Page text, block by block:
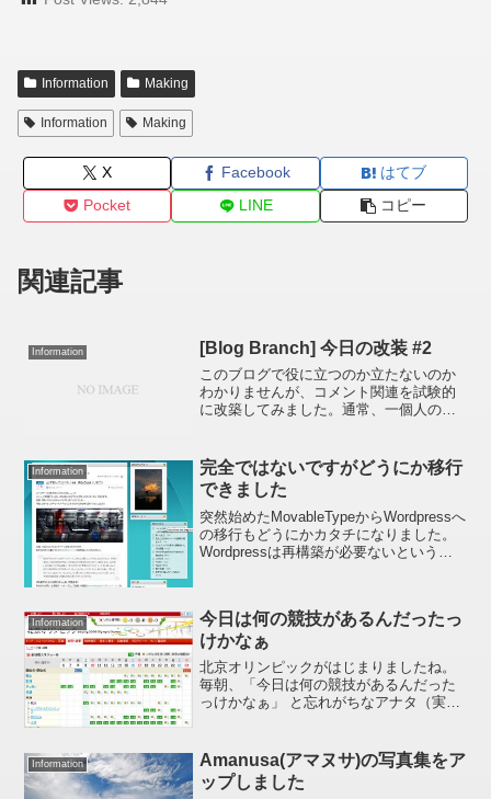
Information Making
Information Making
X Facebook
はてブ
Pocket
LINE コピー
関連記事
Information [Blog Branch] 今日の改装 #2
このブログで役に立つのか立たないのか
わかりませんが、コメント関連を試験的
に改築してみました。通常、一個人のブ
ー」もしくは「記事」とも言う）に対し
コメントをいただき、それ...
Information
完全ではないですがどうにか移行
できました
突然始めたMovableTypeからWordpressへ
の移行もどうにかカタチになりました。
Wordpressは再構築が必要ないというこ
Information
今日は何の競技があるんだったっ
けかなぁ
北京オリンピックがはじまりましたね。
毎朝、「今日は何の競技があるんだった
っけかなぁ」 と忘れがちなアナタ（実は
やすかったのでリンクを貼っておきます
:t...
Information
Amanusa(アマヌサ)の写真集をア
ップしました